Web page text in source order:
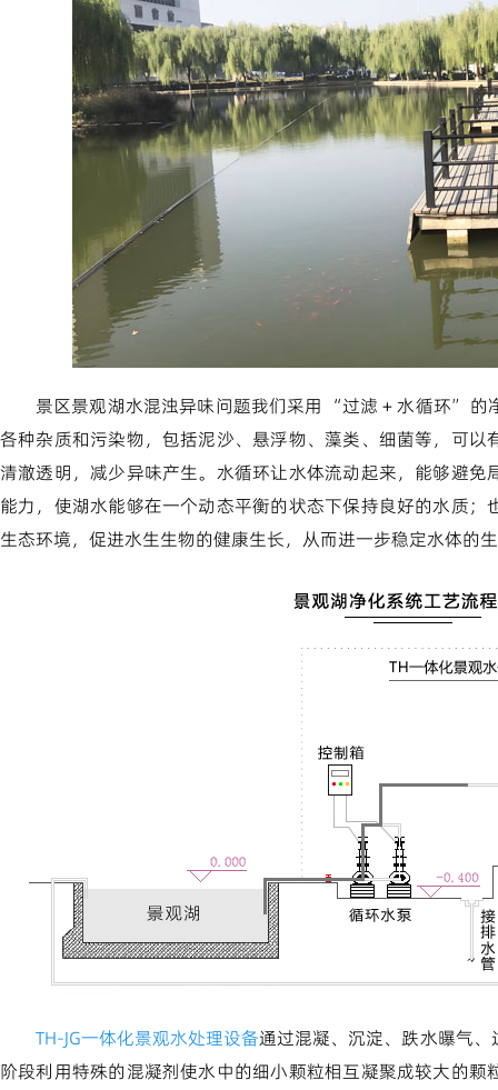
景区景观湖水混浊异味问题我们采用 “过滤 + 水循环” 的
各种杂质和污染物，包括泥沙、悬浮物、藻类、细菌等，可
清澈透明，减少异味产生。水循环让水体流动起来，能够避
能力，使湖水能够在一个动态平衡的状态下保持良好的水质
生态环境，促进水生生物的健康生长，从而进一步稳定水体的
TH-JG一体化景观水处理设备通过混凝、沉淀、跌水曝气
阶段利用特殊的混凝剂使水中的细小颗粒相互凝聚成较大的